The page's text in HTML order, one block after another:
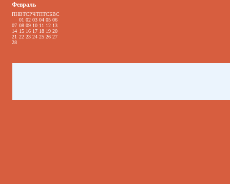
Февраль
ПНВТСРЧТПТСБВС
01 02 03 04 05 06
07 08 09 10 11 12 13
14 15 16 17 18 19 20
21 22 23 24 25 26 27
28